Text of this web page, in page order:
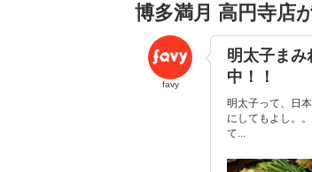
博多満月 高円寺店
favy
明太子ま
中！！
明太子って、日
にしてもよし。
て...